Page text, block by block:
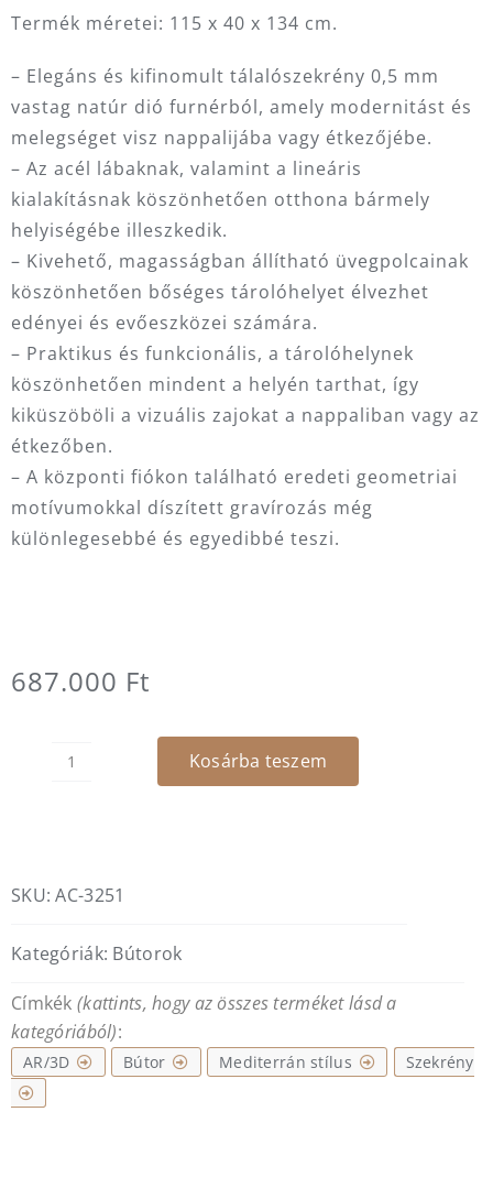
Termék méretei: 115 x 40 x 134 cm.
– Elegáns és kifinomult tálalószekrény 0,5 mm
vastag natúr dió furnérból, amely modernitást és
melegséget visz nappalijába vagy étkezőjébe.
– Az acél lábaknak, valamint a lineáris
kialakításnak köszönhetően otthona bármely
helyiségébe illeszkedik.
– Kivehető, magasságban állítható üvegpolcainak
köszönhetően bőséges tárolóhelyet élvezhet
edényei és evőeszközei számára.
– Praktikus és funkcionális, a tárolóhelynek
köszönhetően mindent a helyén tarthat, így
kiküszöböli a vizuális zajokat a nappaliban vagy az
étkezőben.
– A központi fiókon található eredeti geometriai
motívumokkal díszített gravírozás még
különlegesebbé és egyedibbé teszi.
687.000 Ft
Viejo
Kosárba teszem
SKU:AC-3251
Kategóriák: Bútorok
Címkék (kattints, hogy az összes terméket lásd a
kategóriából):
AR/3D Bútor Mediterrán stílus Szekrény